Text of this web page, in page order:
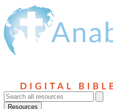
Resources